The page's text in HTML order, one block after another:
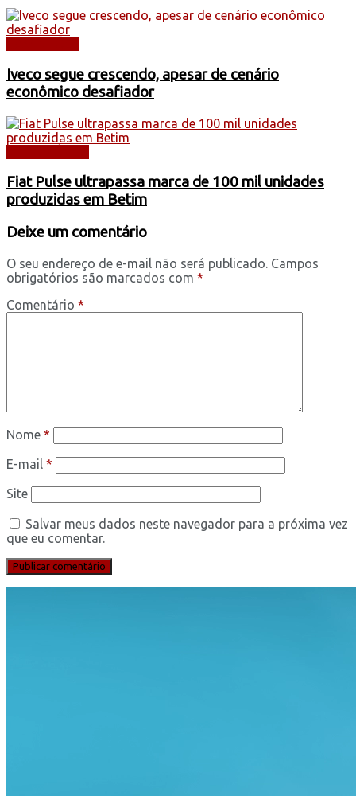
Iveco segue crescendo, apesar de cenário
econômico desafiador
Fiat Pulse ultrapassa marca de 100 mil unidades
produzidas em Betim
Deixe um comentário
O seu endereço de e-mail não será publicado. Campos
obrigatórios são marcados com *
Comentário *
Nome *
E-mail *
Site
Salvar meus dados neste navegador para a próxima vez
que eu comentar.